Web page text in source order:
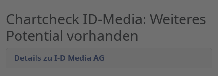
Chartcheck ID-Media: Weiteres
Potential vorhanden
Details zu I-D Media AG